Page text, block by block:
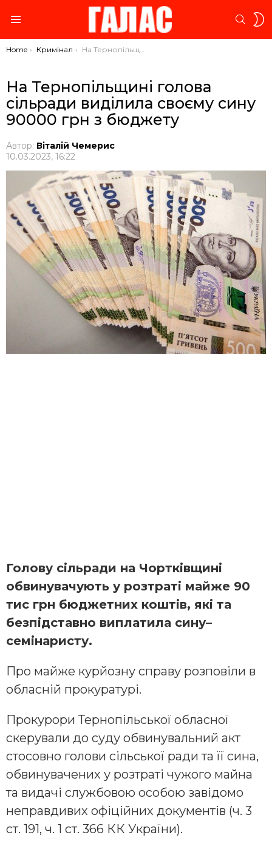
You are here:
Home Кримінал На Тернопільщині голова сільради виділила своєму сину 90000 грн з бюджету
На Тернопільщині голова
сільради виділила своєму сину
90000 грн з бюджету
Автор: Віталій Чемерис
10.03.2023, 16:22
Голову сільради на Чортківщині
обвинувачують у розтраті майже 90
тис грн бюджетних коштів, які та
безпідставно виплатила сину–
семінаристу.
Про майже курйозну справу розповіли в
обласній прокуратурі.
Прокурори Тернопільської обласної
скерували до суду обвинувальний акт
стосовно голови сільської ради та її сина,
обвинувачених у розтраті чужого майна
та видачі службовою особою завідомо
неправдивих офіційних документів (ч. 3
ст. 191, ч. 1 ст. 366 КК України).